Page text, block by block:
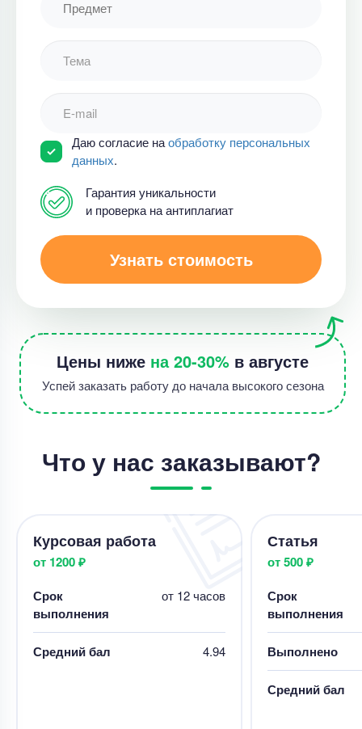
Даю согласие наобработку персональных
данных.
Гарантия уникальности
и проверка на антиплагиат
Узнать стоимость
Цены ниже на 20-30% в августе
Успей заказать работу до начала высокого сезона
Что у нас заказывают?
Курсовая работа
от 1200 ₽
Срок
выполнения
от 12 часов
Средний бал 4.94
Статья
от 500 ₽
Срок
выполнения
Выполнено
Средний бал
13 минут назад
Курсовая работа
Отредактировать курсовую работу
Срок выполнения2 дней
Отчет по практике "Ознакомительная практика: